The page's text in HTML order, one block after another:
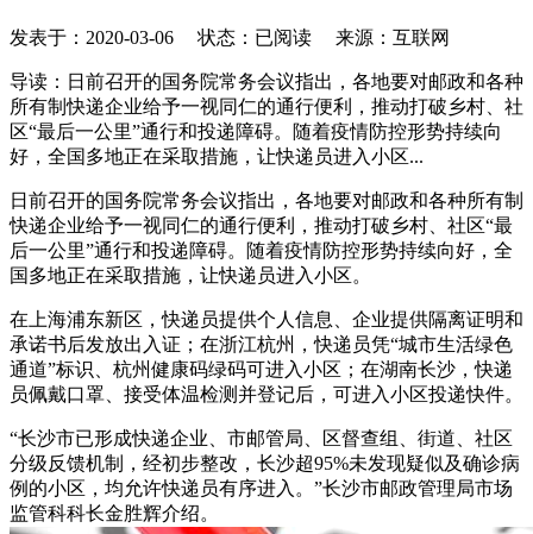
发表于： 2020-03-06 状态：已阅读 来源：互联网
导读：日前召开的国务院常务会议指出，各地要对邮政和各种
所有制快递企业给予一视同仁的通行便利，推动打破乡村、社
区“最后一公里”通行和投递障碍。随着疫情防控形势持续向
好，全国多地正在采取措施，让快递员进入小区...
日前召开的国务院常务会议指出，各地要对邮政和各种所有制
快递企业给予一视同仁的通行便利，推动打破乡村、社区“最
后一公里”通行和投递障碍。随着疫情防控形势持续向好，全
国多地正在采取措施，让快递员进入小区。
在上海浦东新区，快递员提供个人信息、企业提供隔离证明和
承诺书后发放出入证；在浙江杭州，快递员凭“城市生活绿色
通道”标识、杭州健康码绿码可进入小区；在湖南长沙，快递
员佩戴口罩、接受体温检测并登记后，可进入小区投递快件。
“长沙市已形成快递企业、市邮管局、区督查组、街道、社区
分级反馈机制，经初步整改，长沙超95%未发现疑似及确诊病
例的小区，均允许快递员有序进入。”长沙市邮政管理局市场
监管科科长金胜辉介绍。